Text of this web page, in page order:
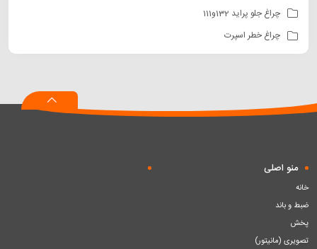
چراغ جلو پراید 132و111
چراغ خطر اسپرت
منو اصلی
خانه
ضبط و باند
پخش
تصویری (مانیتور)